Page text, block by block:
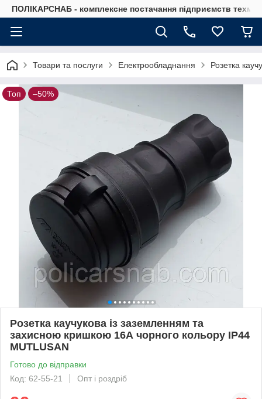
ПОЛІКАРСНАБ - комплексне постачання підприємств
Товари та послуги Електрообладнання Розетка
Топ –50%
Розетка каучукова із заземленням та
захисною кришкою 16А чорного кольору IP44
MUTLUSAN
Готово до відправки
Код: 62-55-21
Опт і роздріб